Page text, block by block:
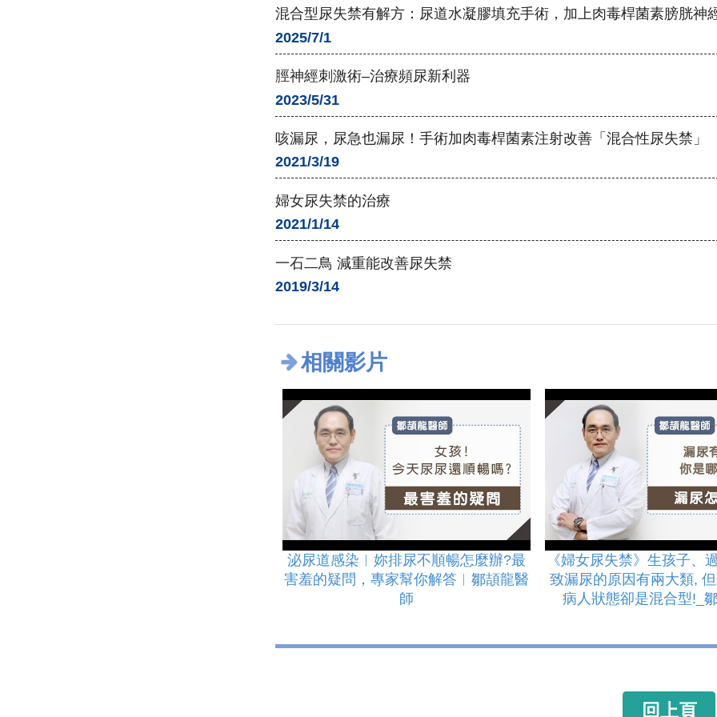
混合型尿失禁有解方：尿道水凝膠填充手術，加上肉毒桿菌素膀胱神
2025/7/1
脛神經刺激術–治療頻尿新利器
2023/5/31
咳漏尿，尿急也漏尿！手術加肉毒桿菌素注射改善「混合性尿失禁」
2021/3/19
婦女尿失禁的治療
2021/1/14
一石二鳥 減重能改善尿失禁
2019/3/14
相關影片
泌尿道感染︱妳排尿不順暢怎麼辦?最
害羞的疑問，專家幫你解答︱鄒頡龍醫
師
《婦女尿失禁》生孩子、
致漏尿的原因有兩大類,
病人狀態卻是混合型!_
回上頁